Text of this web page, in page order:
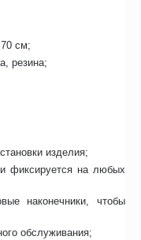
см;
резина;
изделия;
фиксируется на любых
наконечники, чтобы
обслуживания;